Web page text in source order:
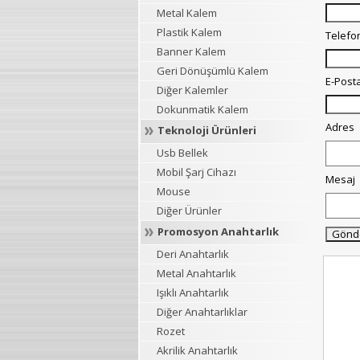
Metal Kalem
Plastik Kalem
Banner Kalem
Geri Dönüşümlü Kalem
Diğer Kalemler
Dokunmatik Kalem
Teknoloji Ürünleri
Usb Bellek
Mobil Şarj Cihazı
Mouse
Diğer Ürünler
Promosyon Anahtarlık
Deri Anahtarlık
Metal Anahtarlık
Işıklı Anahtarlık
Diğer Anahtarlıklar
Rozet
Akrilik Anahtarlık
E-
Adres
Mesaj